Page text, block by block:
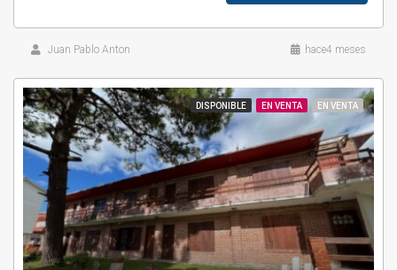
Juan Pablo Anton hace4 meses
DISPONIBLE EN VENTA EN VENTA